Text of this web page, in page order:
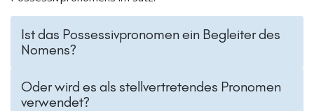
Ist das Possessivpronomen ein Begleiter des
Nomens?
Oder wird es als stellvertretendes Pronomen
verwendet?